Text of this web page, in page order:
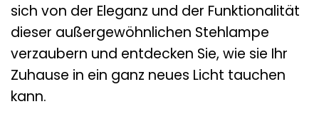
sich von der Eleganz und der Funktionalität
dieser außergewöhnlichen Stehlampe
verzaubern und entdecken Sie, wie sie Ihr
Zuhause in ein ganz neues Licht tauchen
kann.